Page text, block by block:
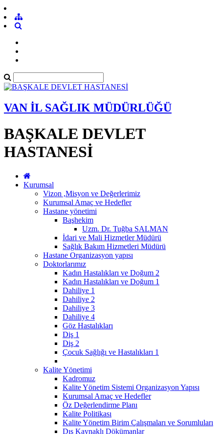
VAN İL SAĞLIK MÜDÜRLÜĞÜ
BAŞKALE DEVLET
HASTANESİ
Kurumsal
Vizon ,Misyon ve Değerlerimiz
Kurumsal Amaç ve Hedefler
Hastane yönetimi
Başhekim
Uzm. Dr. Tuğba SALMAN
İdari ve Mali Hizmetler Müdürü
Sağlık Bakım Hizmetleri Müdürü
Hastane Organizasyon yapısı
Doktorlarımız
Kadın Hastalıkları ve Doğum 2
Kadın Hastalıkları ve Doğum 1
Dahiliye 1
Dahiliye 2
Dahiliye 3
Dahiliye 4
Göz Hastalıkları
Diş 1
Diş 2
Çocuk Sağlığı ve Hastalıkları 1
Kalite Yönetimi
Kadromuz
Kalite Yönetim Sistemi Organizasyon Yapısı
Kurumsal Amaç ve Hedefler
Öz Değerlendirme Planı
Kalite Politikası
Kalite Yönetim Birim Çalışmaları ve Sorumluları
Dış Kaynaklı Dökümanlar